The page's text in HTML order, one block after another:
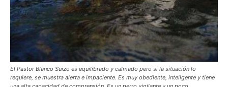
Fotos
de
El Pastor Blanco Suizo es equilibrado y calmado pero si la situación lo
requiere, se muestra alerta e impaciente. Es muy obediente, inteligente y tiene